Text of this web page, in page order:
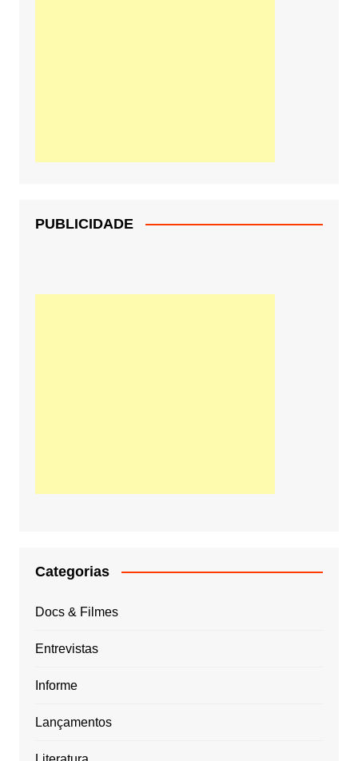
PUBLICIDADE
Categorias
Docs & Filmes
Entrevistas
Informe
Lançamentos